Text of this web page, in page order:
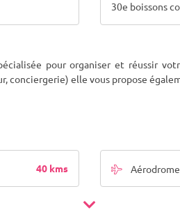
30e boissons
pour organiser et réussir
conciergerie) elle vous propose
40 kms Aérodrome